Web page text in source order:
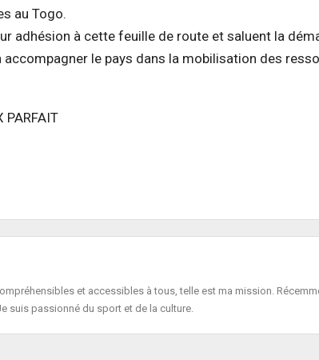
au Togo.
adhésion à cette feuille de route et saluent la
le pays dans la mobilisation des
et accessibles à tous, telle est ma mission.
suis passionné du sport et de la culture.